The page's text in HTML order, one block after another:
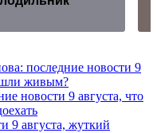
последние новости 9
живым?
новости 9 августа, что
9 августа, жуткий